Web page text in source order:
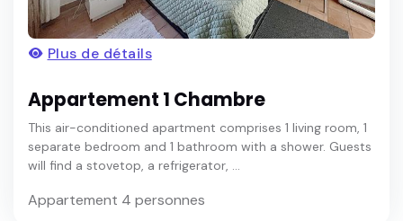
Plus de détails
Appartement 1 Chambre
This air-conditioned apartment comprises 1 living room, 1
separate bedroom and 1 bathroom with a shower. Guests
will find a stovetop, a refrigerator, ...
Appartement 4 personnes